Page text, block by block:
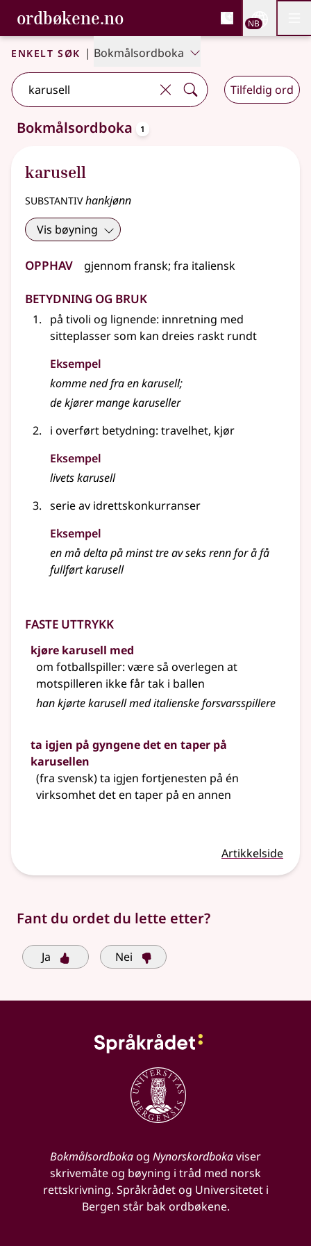
Gå til hovedinnhold
Tilgjengelighet
ordbøkene.no, Bokmålsordboka og
Bokmålsordboka og Nynorskordboka
NB
Enkelt søk | Bokmålsordboka
Tilfeldig ord
Ett treff.Ytterligere søkeforslag tilgjengelige
Bokmålsordboka 1
karusell
substantivhankjønn
Vis bøyning
Opphav gjennom fransk; fra italiensk
Betydning og bruk
på tivoli og lignende: innretning med
sitteplasser som kan dreies raskt rundt
Eksempel
komme ned fra en karusell;
de kjører mange karuseller
i overført betydning: travelhet, kjør
Eksempel
livetskarusell
serie av idrettskonkurranser
Eksempel
en må delta på minst tre av seks renn for å få
fullført karusell
Faste uttrykk
kjøre karusell med
om fotballspiller: være så overlegen at
motspilleren ikke får tak i ballen
han kjørte karusell med italienske forsvarsspillere
ta igjen på gyngene det en taper på
karusellen
(fra svensk) ta igjen fortjenesten på én
virksomhet det en taper på en annen
Artikkelside
Fant du ordet du lette etter?
Ja Nei
Bokmålsordbokaog Nynorskordbokaviser
skrivemåte og bøyning i tråd med norsk
rettskrivning. Språkrådet og Universitetet i
Bergen står bak ordbøkene.